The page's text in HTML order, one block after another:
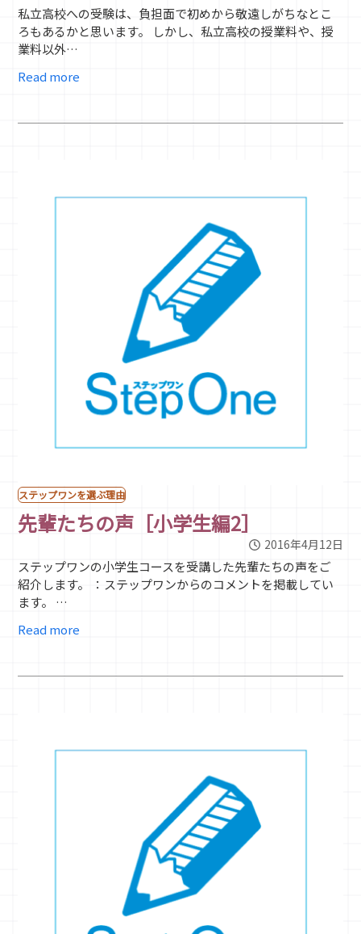
私立高校への受験は、負担面で初めから敬遠しがちなとこ
ろもあるかと思います。 しかし、私立高校の授業料や、授
業料以外…
Read more
ステップワンを選ぶ理由
先輩たちの声［小学生編2］
2016年4月12日
ステップワンの小学生コースを受講した先輩たちの声をご
紹介します。 ：ステップワンからのコメントを掲載してい
ます。 …
Read more